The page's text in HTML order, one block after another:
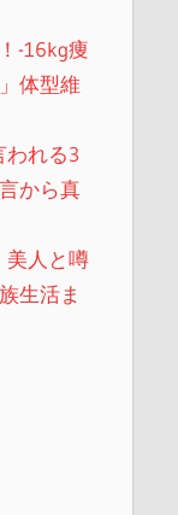
-16kg痩
体型維
われる3
から真
美人と噂
生活ま